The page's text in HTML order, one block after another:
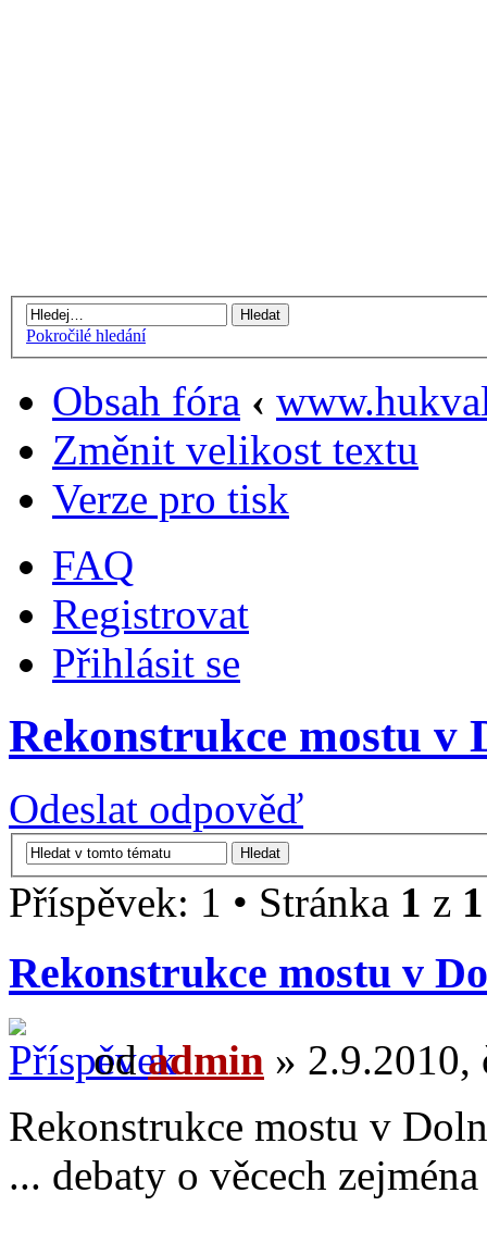
Pokročilé hledání
Obsah fóra ‹
Změnit velikost textu
Verze pro tisk
FAQ
Registrovat
Přihlásit se
Rekonstrukce mostu v
Odeslat odpověď
Příspěvek: 1 • Stránka 1 z 1
Rekonstrukce mostu v
odadmin » 2.9.2010,
Rekonstrukce mostu v
... debaty o věcech